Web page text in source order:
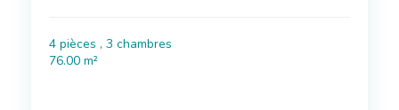
4 pièces , 3 chambres
76.00 m²